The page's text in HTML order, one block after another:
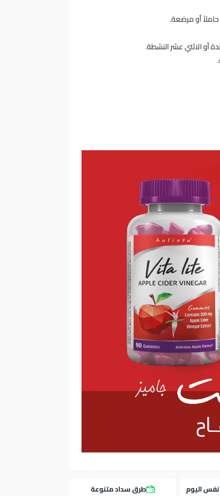
حاملاً أو مرضعة.
أو الاثني عشر النشطة.
اليوم طرق سداد متنوعة